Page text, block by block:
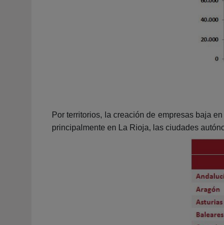
Por territorios, la creación de empresas baja
principalmente en La Rioja, las ciudades